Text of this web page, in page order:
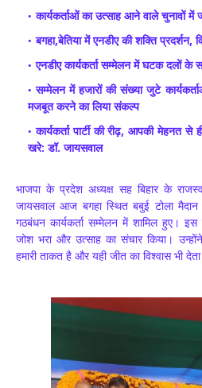
कार्यकर्ताओं का उत्साह आने वाले चुनावों
बगहा,बेतिया में एनडीए की शक्ति
एनडीए कार्यकर्ता सम्मेलन में घटक दलों के
सम्मेलन में हजारों की संख्या जुटे
मजबूत करने का लिया संकल्प
कार्यकर्ता पार्टी की रीढ़, आपकी मेहनत
खरे: डॉ. जायसवाल
भाजपा के प्रदेश अध्यक्ष सह बिहार के
जायसवाल आज बगहा स्थित बबुई टोला मैदान
गठबंधन कार्यकर्ता सम्मेलन में शामिल हुए। इस
जोश भरा और उत्साह का संचार किया।
हमारी ताकत है और यही जीत का विश्वास भी